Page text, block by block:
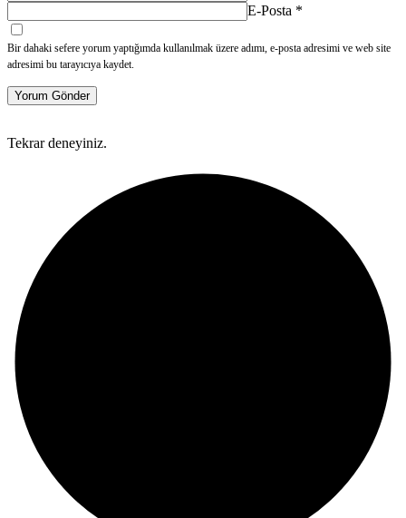
E-Posta *
Bir dahaki sefere yorum yaptığımda kullanılmak üzere adımı, e-posta adresimi ve web site
adresimi bu tarayıcıya kaydet.
Yorum Gönder
Tekrar deneyiniz.